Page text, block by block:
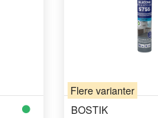
Flere varianter
BOSTIK